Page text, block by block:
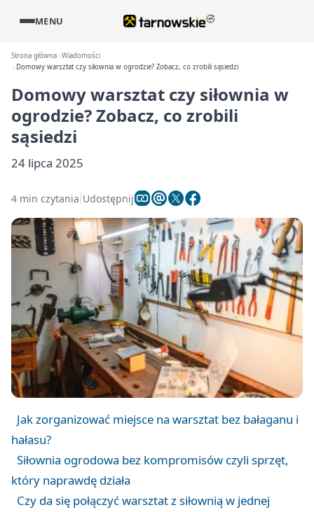
MENU
Strona główna Wiadomości
Domowy warsztat czy siłownia w ogrodzie? Zobacz, co zrobili sąsiedzi
Domowy warsztat czy siłownia w
ogrodzie? Zobacz, co zrobili
sąsiedzi
24 lipca 2025
4 min czytania Udostępnij
Jak zorganizować miejsce na warsztat bez bałaganu i
hałasu?
Siłownia ogrodowa bez kompromisów czyli sprzęt,
który naprawdę działa
Czy da się połączyć warsztat z siłownią w jednej